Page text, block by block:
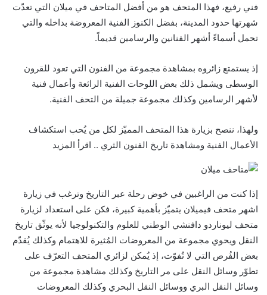
فني رفيع، فهذا المتحف هو من أفضل المتاحف في ميلان التي تعدّت
شهرتها حدود المدينة، بفضل الكنوز الفنية المعروضة بداخله والتي
تحمل أسماءً أشهر الفنانين والرسامين قديماً.
إذ يستمتع زائروه بمشاهدة مجموعة من الفنون التي تعود للقرون
الوسطى ويشمل ذلك بعض اللوحات الفنية الرائعة وأعمال فنية
لأشهر الرسامين وكذلك مجموعة جميلة من التحف الفنية.
ولهذا، ننصح بزيارة هذا المتحف المميّز لكل من يُحب استكشاف
الأعمال الفنية ومشاهدة تاريخ الفنون الثري .. اقرأ المزيد
إذا كنت من الراغبين في خوض رحلة عبر التاريخ وترغب في زيارة
اشهر متحف فيميلان يتميّز بأهمية كبيرة، فكن على استعداد لزيارة
متحف ليوناردو دافنشي الوطني للعلوم والتكنولوجيا لأنه يوثّق تاريخ
النقل ويحوي مجموعة من المعروضات المُثيرة للاهتمام وكذلك يُقدّم
بعض الفُرص التي لا تُفوّت، إذ يُمكن لزائري المتحف التعرّف على
تطوّر وسائل النقل على مر التاريخ وكذلك مشاهدة مجموعة من
وسائل النقل البري ووسائل النقل البحري وكذلك المعروضات